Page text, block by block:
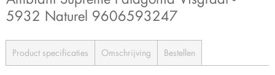
5932 Naturel 9606593247
Product specificaties Omschrijving Bestellen